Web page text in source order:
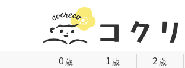
0歳 1歳 2歳